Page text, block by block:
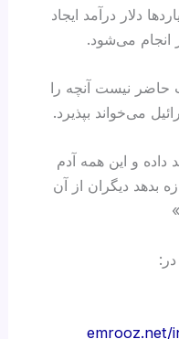
دلار درآمد ایجاد
انجام می‌شود.
حاضر نیست آنچه را
می‌خواند بپذیرد.
و این همه آدم
بدهد دیگران از آن
emrooz.net/